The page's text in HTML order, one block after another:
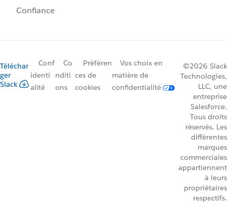
Confiance
Téléchar
ger
Slack
Conf
identi
alité
Co
nditi
ons
Préféren
ces de
cookies
Vos choix en
matière de
confidentialité
©2026 Slack
Technologies,
LLC, une
entreprise
Salesforce.
Tous droits
réservés. Les
différentes
marques
commerciales
appartiennent
à leurs
propriétaires
respectifs.